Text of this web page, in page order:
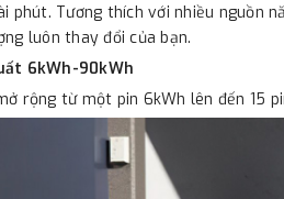
phút. Tương thích với nhiều nguồn
luôn thay đổi của bạn.
6kWh-90kWh
rộng từ một pin 6kWh lên đến 15